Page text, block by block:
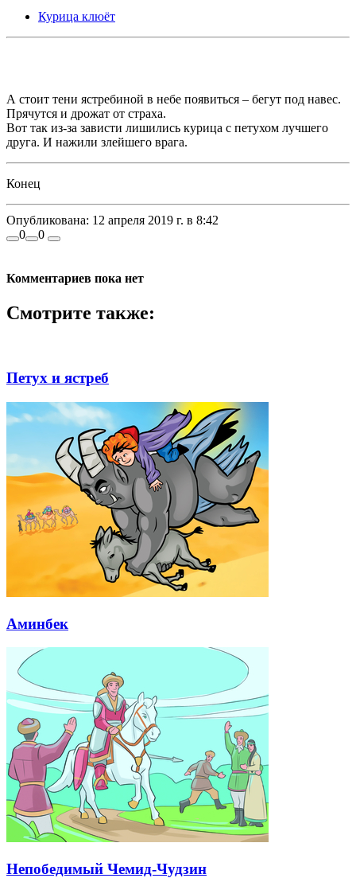
Курица клюёт
А стоит тени ястребиной в небе появиться – бегут под навес.
Прячутся и дрожат от страха.
Вот так из-за зависти лишились курица с петухом лучшего
друга. И нажили злейшего врага.
Конец
Опубликована: 12 апреля 2019 г. в 8:42
0
0
Комментариев пока нет
Смотрите также:
Петух и ястреб
Аминбек
Непобедимый Чемид-Чудзин